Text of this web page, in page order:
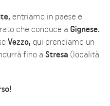
entriamo in paese e
che conduce a Gignese.
Vezzo, qui prendiamo un
fino a Stresa (località